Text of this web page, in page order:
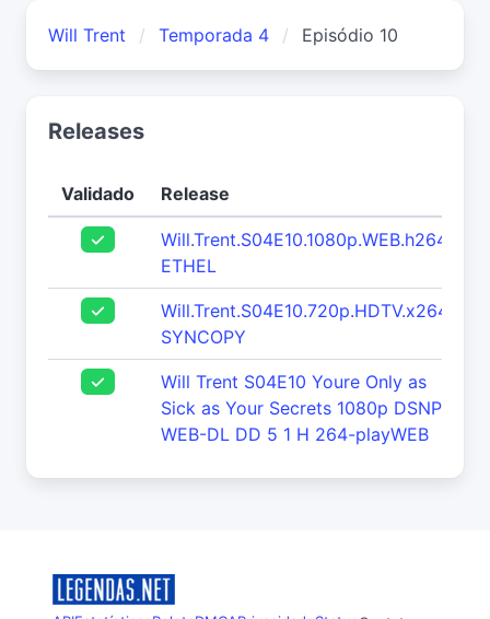
Will Trent Temporada 4 Episódio 10
Releases
Validado Release
Will.Trent.S04E10.1080p.WEB.h264-
ETHEL
Will.Trent.S04E10.720p.HDTV.x264-
SYNCOPY
Will Trent S04E10 Youre Only as
Sick as Your Secrets 1080p DSNP
WEB-DL DD 5 1 H 264-playWEB